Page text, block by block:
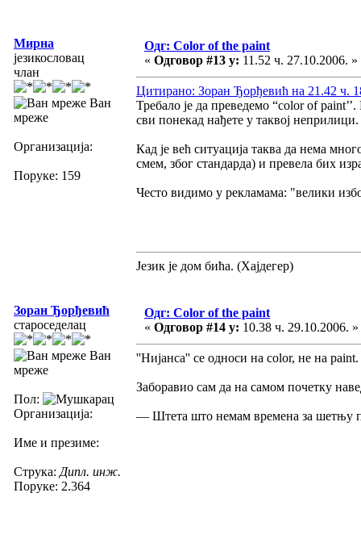
Мирна
језикословац
члан
Ван
мреже
Организација:
Поруке: 159
Одг: Color of the paint
« Одговор #13 у: 11.52 ч. 27.10.2006. »
Цитирано: Зоран Ђорђевић на 21.42 ч.
Требало је да преведемо “color of
сви понекад нађете у таквој неприлици.
Кад је већ ситуација таква да нема
смем, због стандарда) и превела бих
Често видимо у рекламама: "велики
Језик је дом бића. (Хајдегер)
Зоран Ђорђевић
староседелац
Ван
мреже
Пол:
Организација:
Име и презиме:
Струка: Дипл. инж.
Поруке: 2.364
Одг: Color of the paint
« Одговор #14 у: 10.38 ч. 29.10.2006. »
''Нијанса'' се односи на color, не на paint.
Заборавио сам да на самом почетку
— Штета што немам времена за шетњу